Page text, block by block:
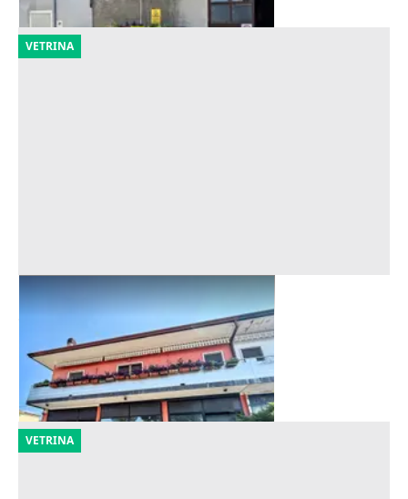
VETRINA
Asta Laboratorio al piano terra
Zevio (Verona)
120.180 €
29/09/2026
VETRINA